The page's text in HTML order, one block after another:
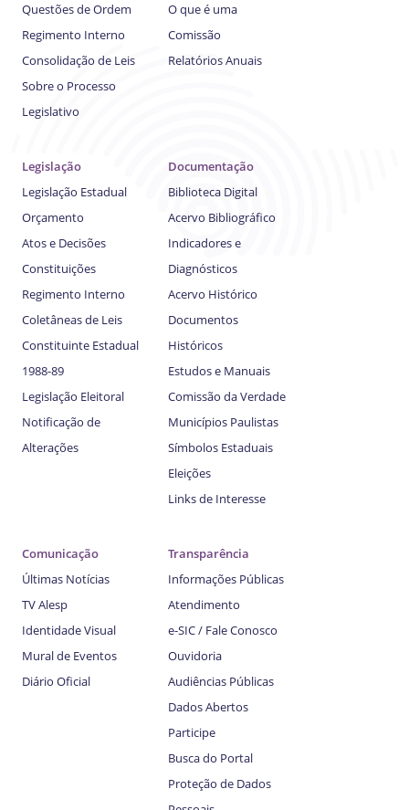
Questões de Ordem
Regimento Interno
Consolidação de Leis
Sobre o Processo
Legislativo
O que é uma
Comissão
Relatórios Anuais
Legislação
Legislação Estadual
Orçamento
Atos e Decisões
Constituições
Regimento Interno
Coletâneas de Leis
Constituinte Estadual
1988-89
Legislação Eleitoral
Notificação de
Alterações
Documentação
Biblioteca Digital
Acervo Bibliográfico
Indicadores e
Diagnósticos
Acervo Histórico
Documentos
Históricos
Estudos e Manuais
Comissão da Verdade
Municípios Paulistas
Símbolos Estaduais
Eleições
Links de Interesse
Comunicação
Últimas Notícias
TV Alesp
Identidade Visual
Mural de Eventos
Diário Oficial
Transparência
Informações Públicas
Atendimento
e-SIC / Fale Conosco
Ouvidoria
Audiências Públicas
Dados Abertos
Participe
Busca do Portal
Proteção de Dados